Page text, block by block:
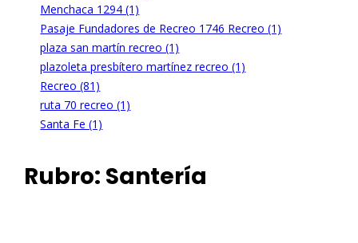
Menchaca 1294 (1)
Pasaje Fundadores de Recreo 1746 Recreo (1)
plaza san martín recreo (1)
plazoleta presbítero martínez recreo (1)
Recreo (81)
ruta 70 recreo (1)
Santa Fe (1)
Rubro: Santería